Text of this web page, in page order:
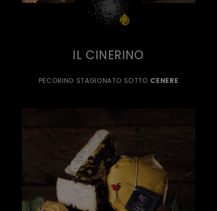
IL CINERINO
PECORINO STAGIONATO SOTTO CENERE